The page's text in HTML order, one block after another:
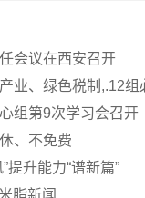
会议在西安召开
业、绿色税制,.12组
组第9次学习会召开
、不免费
提升能力“谱新篇”
脂新闻